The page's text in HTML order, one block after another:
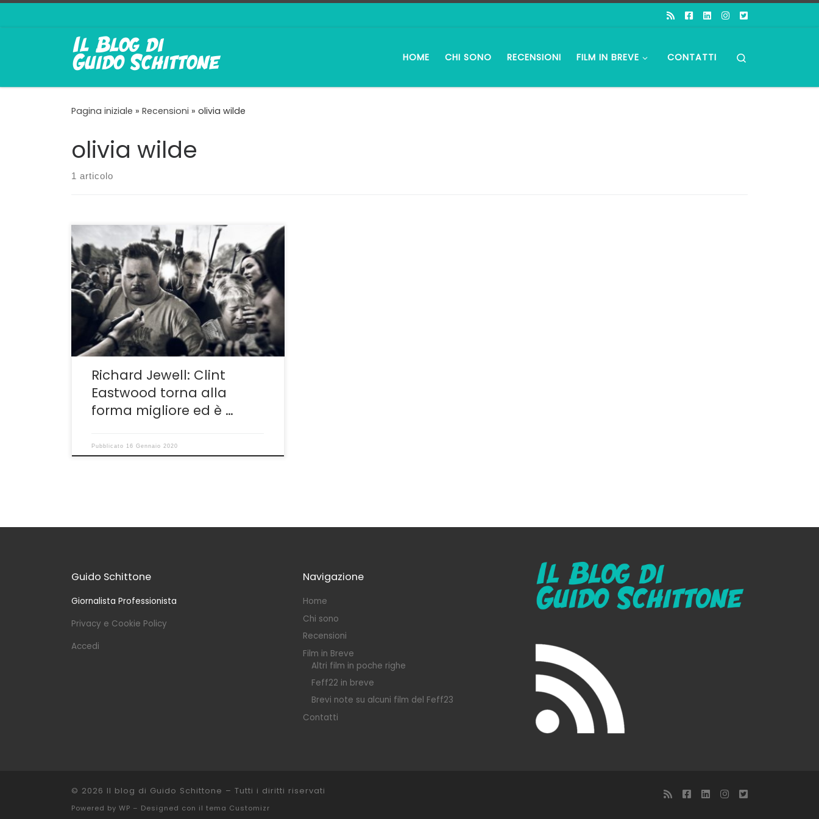
HOME CHI SONO RECENSIONI FILM IN BREVE CONTATTI
Pagina iniziale » Recensioni » olivia wilde
olivia wilde
1 articolo
È LA VERSIONE migliore di Clint Eastwood
quella che sta passando sugli schermi italiani.
Richard Jewell, infatti, riporta il gran maestro
laddove lo avevamo lasciato prima del
parzialmente fallimentare The Mule, in
italiano Il Corriere, che nonostante il successo
presso il grande pubblico non mi aveva
colpito per parecchie ragioni […]
Richard Jewell: Clint
Eastwood torna alla
forma migliore ed è …
Pubblicato 16 Gennaio 2020
Guido Schittone
Giornalista Professionista
Privacy e Cookie Policy
Accedi
Navigazione
Home
Chi sono
Recensioni
Film in Breve
Altri film in poche righe
Feff22 in breve
Brevi note su alcuni film del Feff23
Contatti
© 2026 Il blog di Guido Schittone – Tutti i diritti riservati
Powered by WP – Designed con il tema Customizr